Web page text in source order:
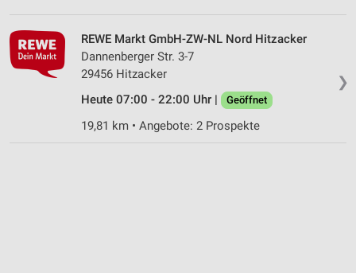
❯
REWE Markt GmbH-ZW-NL Nord Hitzacker
Dannenberger Str. 3-7
29456 Hitzacker
Heute 07:00 - 22:00 Uhr |
Geöffnet
19,81 km • Angebote: 2 Prospekte
Performance
Funktional